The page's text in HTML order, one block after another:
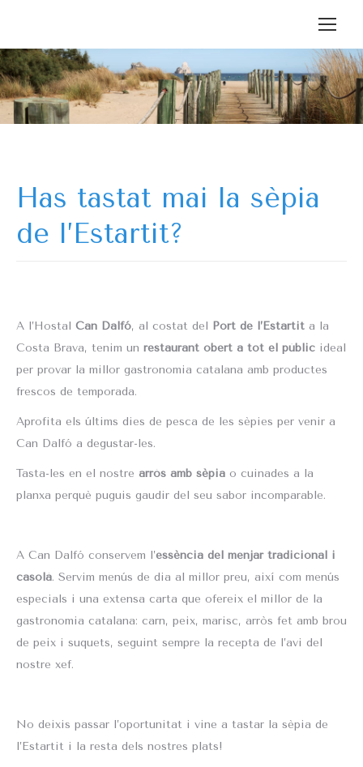
Has tastat mai la sèpia
de l’Estartit?
A l’Hostal Can Dalfó, al costat del Port de l’Estartit a la
Costa Brava, tenim un restaurant obert a tot el públic ideal
per provar la millor gastronomia catalana amb productes
frescos de temporada.
Aprofita els últims dies de pesca de les sèpies per venir a
Can Dalfó a degustar-les.
Tasta-les en el nostre arròs amb sèpia o cuinades a la
planxa perquè puguis gaudir del seu sabor incomparable.
A Can Dalfó conservem l’essència del menjar tradicional i
casolà. Servim menús de dia al millor preu, així com menús
especials i una extensa carta que ofereix el millor de la
gastronomia catalana: carn, peix, marisc, arròs fet amb brou
de peix i suquets, seguint sempre la recepta de l’avi del
nostre xef.
No deixis passar l’oportunitat i vine a tastar la sèpia de
l’Estartit i la resta dels nostres plats!